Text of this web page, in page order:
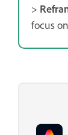
>
focus